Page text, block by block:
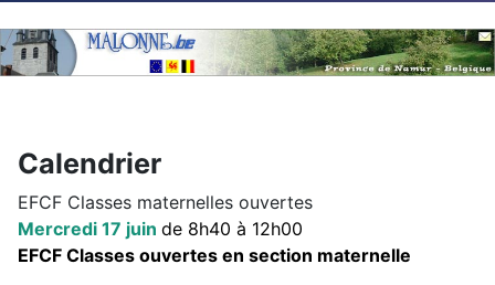
Calendrier
EFCF Classes maternelles ouvertes
Mercredi 17 juin de 8h40 à 12h00
EFCF Classes ouvertes en section maternelle